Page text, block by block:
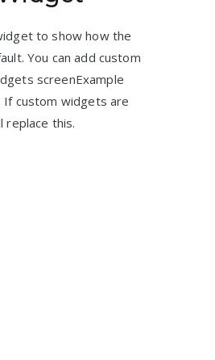
to show how the
You can add custom
screenExample
If custom widgets are
replace this.